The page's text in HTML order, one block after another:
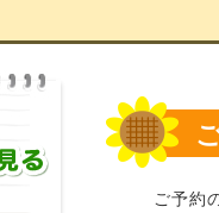
ご予約